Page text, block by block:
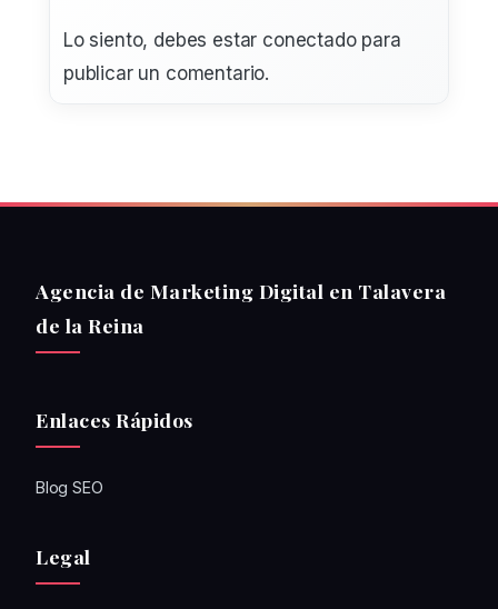
Lo siento, debes estar conectadopara
publicar un comentario.
Agencia de Marketing Digital en Talavera
de la Reina
Enlaces Rápidos
Blog SEO
Legal